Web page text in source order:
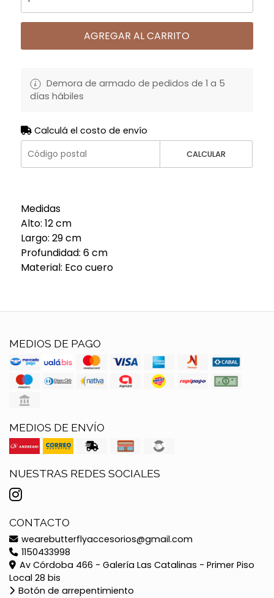
AGREGAR AL CARRITO
Demora de armado de pedidos de 1 a 5
días hábiles
Calculá el costo de envío
CALCULAR
Medidas
Alto: 12 cm
Largo: 29 cm
Profundidad: 6 cm
Material: Eco cuero
MEDIOS DE PAGO
MEDIOS DE ENVÍO
NUESTRAS REDES SOCIALES
CONTACTO
wearebutterflyaccesorios@gmail.com
1150433998
Av Córdoba 466 - Galería Las Catalinas - Primer Piso
Local 28 bis
Botón de arrepentimiento